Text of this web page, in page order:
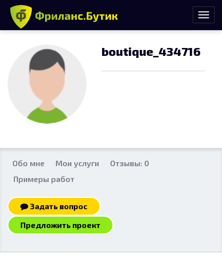
boutique_434716
Обо мне Мои услуги
Отзывы: 0
Примеры работ
Задать вопрос
Предложить проект